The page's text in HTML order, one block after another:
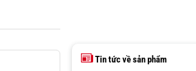
Tin tức về sản phẩm